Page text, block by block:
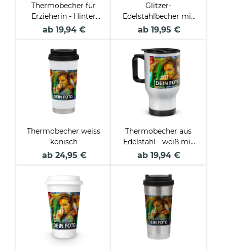
Thermobecher für
Erzieherin - Hinter
jedem Kind - Blumen
personalisierbar -
Weiß
ab 19,94 €
Glitzer-
Edelstahlbecher mit
Wunschtext - 350 ml -
ab 19,95 €
Thermobecher weiss
konisch
ab 24,95 €
Thermobecher aus
Edelstahl - weiß mit
Deckel
ab 19,94 €